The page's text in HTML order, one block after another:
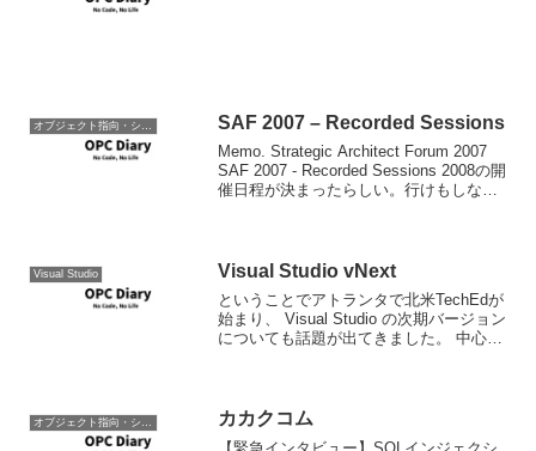
オブジェクト指向・システム開発 SAF 2007 – Recorded Sessions
Memo. Strategic Architect Forum 2007
SAF 2007 - Recorded Sessions 2008の開
催日程が決まったらしい。行けもしない
Visual Studio Visual Studio vNext
ということでアトランタで北米TechEdが
始まり、 Visual Studio の次期バージョン
についても話題が出てきました。 中心と
カカクコム